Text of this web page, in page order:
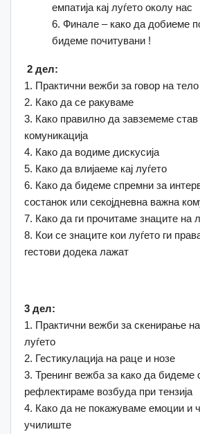
емпатија кај луѓето околу нас
6. Финале – како да добиеме
бидеме почитувани !
2 дел:
1. Практични вежби за говор на тело
2. Како да се ракуваме
3. Како правилно да завземеме
комуникација
4. Како да водиме дискусија
5. Како да влијаеме кај луѓето
6. Како да бидеме спремни за
состанок или секојдневна важна
7. Како да ги прочитаме знаците на
8. Кои се знаците кои луѓето ги
гестови додека лажат
3 дел:
1. Практични вежби за скенирање
луѓето
2. Гестикулација на раце и нозе
3. Тренинг вежба за како да бидеме
рефлектираме возбуда при тензија
4. Како да не покажуваме емоции и
училиште